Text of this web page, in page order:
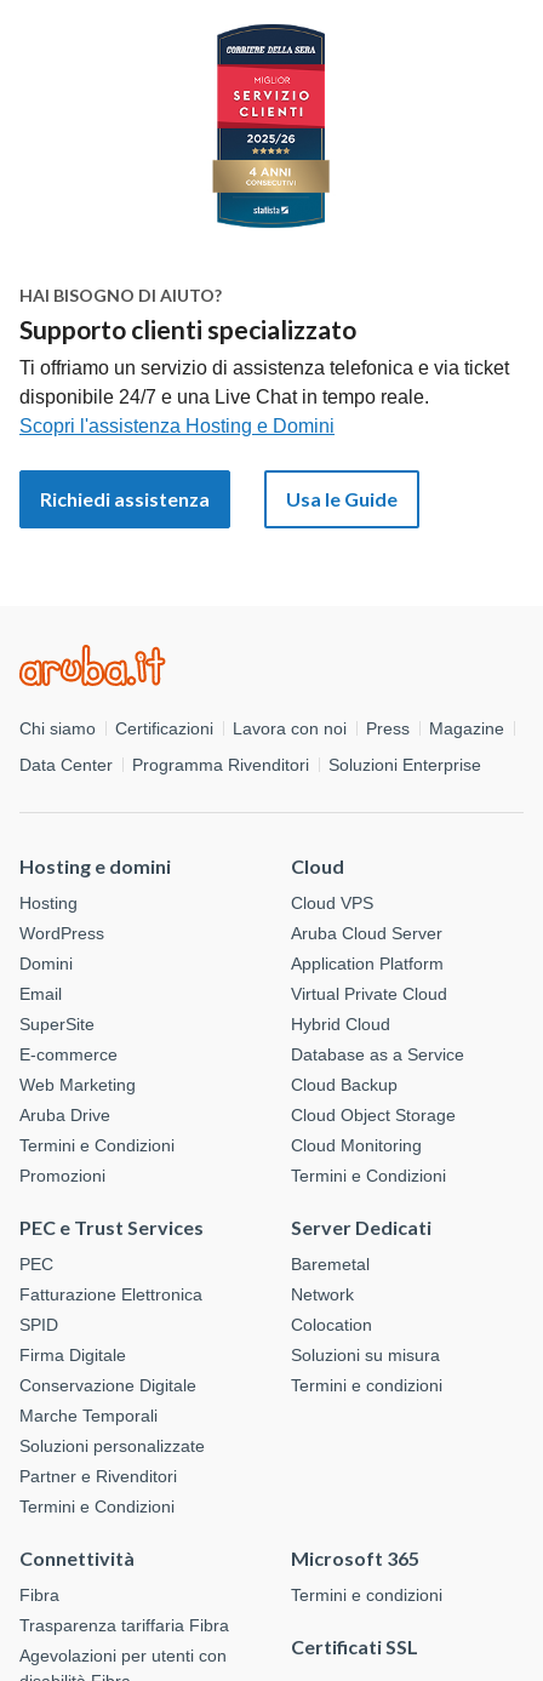
HAI BISOGNO DI AIUTO?
Supporto clienti specializzato
Ti offriamo un servizio di assistenza telefonica e via ticket
disponibile 24/7 e una Live Chat in tempo reale.
Scopri l'assistenza Hosting e Domini
Richiedi assistenza Usa le Guide
Chi siamo Certificazioni Lavora con noi Press
Magazine
Data Center
Programma Rivenditori Soluzioni Enterprise
Hosting e domini
Hosting
WordPress
Domini
Email
SuperSite
E-commerce
Web Marketing
Aruba Drive
Termini e Condizioni
Promozioni
Cloud
Cloud VPS
Aruba Cloud Server
Application Platform
Virtual Private Cloud
Hybrid Cloud
Database as a Service
Cloud Backup
Cloud Object Storage
Cloud Monitoring
Termini e Condizioni
PEC e Trust Services
PEC
Fatturazione Elettronica
SPID
Firma Digitale
Conservazione Digitale
Marche Temporali
Soluzioni personalizzate
Partner e Rivenditori
Termini e Condizioni
Server Dedicati
Baremetal
Network
Colocation
Soluzioni su misura
Termini e condizioni
Connettività
Fibra
Trasparenza tariffaria Fibra
Agevolazioni per utenti con
Microsoft 365
Termini e condizioni
Certificati SSL